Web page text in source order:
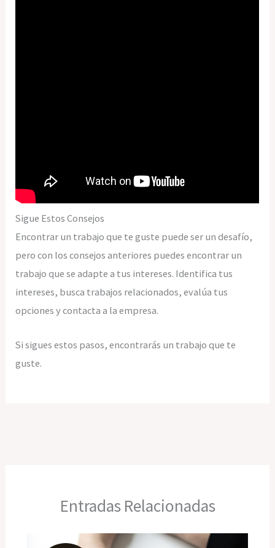
Sigue Estos Consejos
Encontrar un trabajo que te guste puede ser un desafío,
pero con los consejos anteriores puedes encontrar un
trabajo que se adapte a tus intereses. Identifica tus
intereses, busca trabajos relacionados, evalúa tus
opciones y contacta a la empresa.
Si sigues estos pasos, encontrarás un trabajo que te
guste.
Entradas Relacionadas